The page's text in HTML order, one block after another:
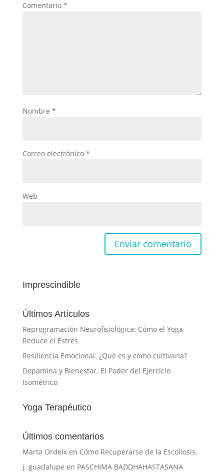
Comentario *
Nombre *
Correo electrónico *
Web
Imprescindible
Últimos Artículos
Reprogramación Neurofisiológica: Cómo el Yoga
Reduce el Estrés
Resiliencia Emocional. ¿Qué es y cómo cultivarla?
Dopamina y Bienestar. El Poder del Ejercicio
Isométrico
Yoga Terapéutico
Últimos comentarios
Marta Ordeixen Cómo Recuperarse de la Escoliosis.
j. guadalupe en PASCHIMA BADDHAHASTASANA